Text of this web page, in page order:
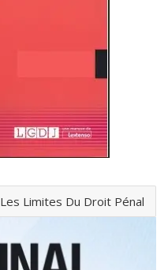
Les Limites Du Droit Pénal